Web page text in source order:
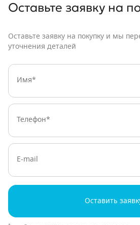
Оставьте заявку на
Оставьте заявку на покупку и мы
уточнения деталей
Имя:
Телефон:
E-mail
Оставить